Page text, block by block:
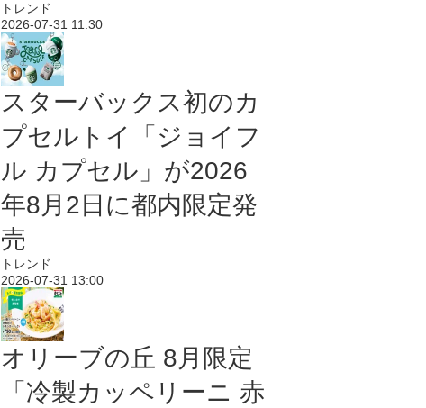
トレンド
2026-07-31 11:30
スターバックス初のカ
プセルトイ「ジョイフ
ル カプセル」が2026
年8月2日に都内限定発
売
トレンド
2026-07-31 13:00
オリーブの丘 8月限定
「冷製カッペリーニ 赤